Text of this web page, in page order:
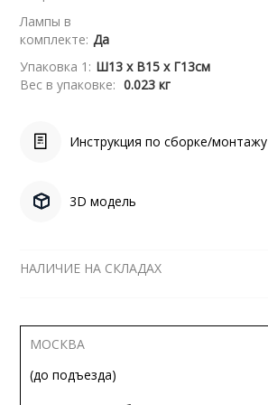
Лампы в
комплекте: Да
Упаковка 1: Ш13 x В15 x Г13см
Вес в упаковке: 0.023 кг
Инструкция по сборке/монтажу
3D модель
НАЛИЧИЕ НА СКЛАДАХ
МОСКВА
(до подъезда)